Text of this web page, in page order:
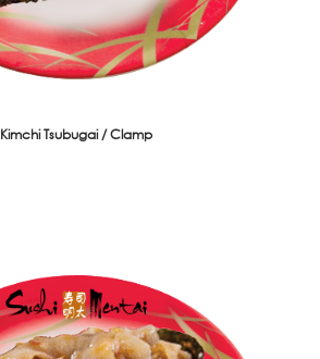
Kimchi Tsubugai / Clamp